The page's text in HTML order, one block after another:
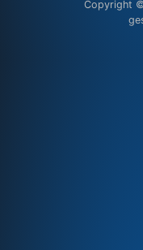
Copyright